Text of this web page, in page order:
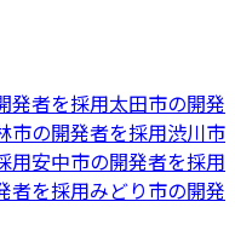
発者を採用太田市の開発
市の開発者を採用渋川市
用安中市の開発者を採用
者を採用みどり市の開発